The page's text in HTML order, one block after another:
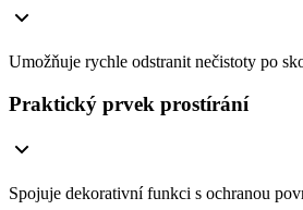
Umožňuje rychle odstranit nečistoty po
Praktický prvek prostírání
Spojuje dekorativní funkci s ochranou